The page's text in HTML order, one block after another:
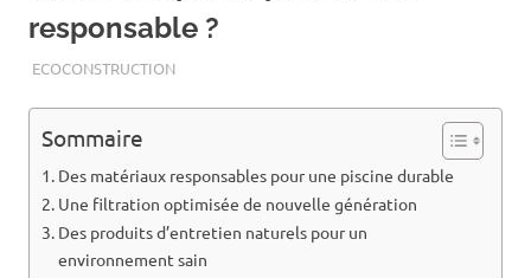
responsable ?
ECOCONSTRUCTION
Sommaire
Des matériaux responsables pour une piscine durable
Une filtration optimisée de nouvelle génération
Des produits d’entretien naturels pour un
environnement sain